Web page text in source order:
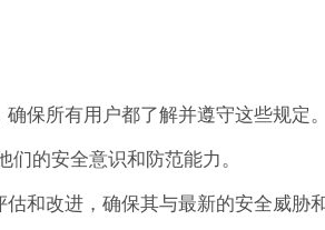
保所有用户都了解并遵守这些规定。
的安全意识和防范能力。
和改进，确保其与最新的安全威胁